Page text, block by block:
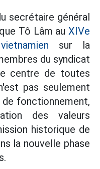
secrétaire général
Tô Lâm au XIVe
sur la
du syndicat
centre de toutes
pas seulement
fonctionnement,
des valeurs
historique de
la nouvelle phase